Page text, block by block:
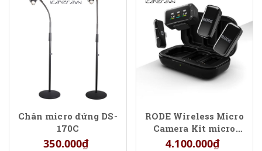
Chân micro đứng DS-
170C
350.000₫
RODE Wireless Micro
Camera Kit micro
không dây chính
4.100.000₫